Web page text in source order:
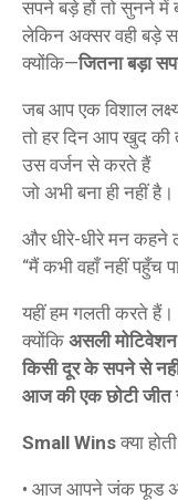
सपने बड़े हों तो सुनने में
लेकिन अक्सर वही बड़े
क्योंकि—जितना बड़ा
जब आप एक विशाल
तो हर दिन आप खुद की
उस वर्जन से करते हैं
जो अभी बना ही नहीं है।
और धीरे-धीरे मन कहने
“मैं कभी वहाँ नहीं पहुँच
यहीं हम गलती करते हैं।
क्योंकि असली मोटिवेशन
किसी दूर के सपने से
आज की एक छोटी जीत
Small Wins क्या
• आज आपने जंक फूड